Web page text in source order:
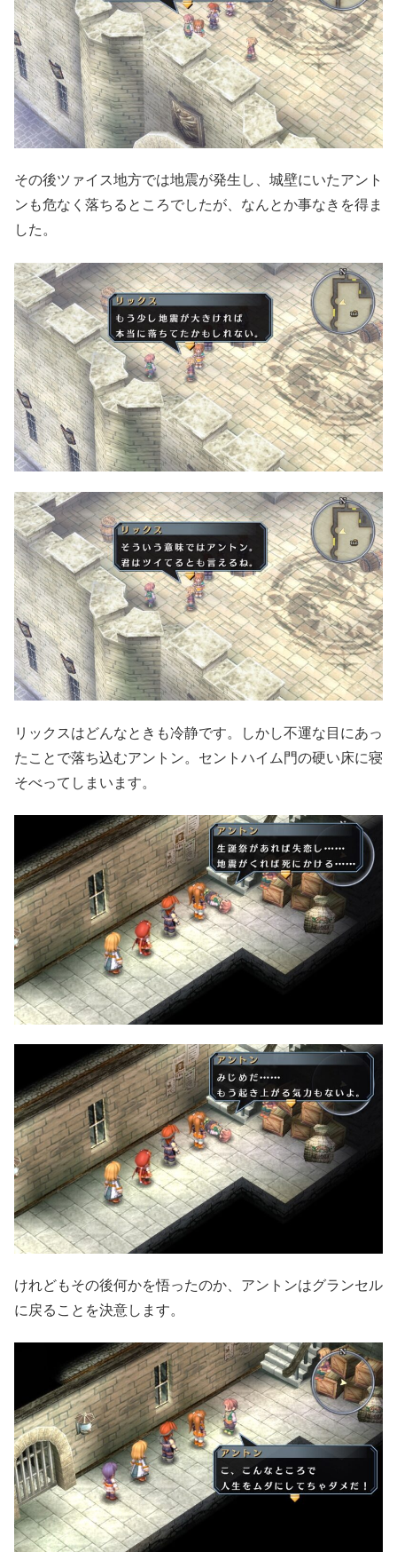
その後ツァイス地方では地震が発生し、城壁にいたアント
ンも危なく落ちるところでしたが、なんとか事なきを得ま
した。
リックスはどんなときも冷静です。しかし不運な目にあっ
たことで落ち込むアントン。セントハイム門の硬い床に寝
そべってしまいます。
けれどもその後何かを悟ったのか、アントンはグランセル
に戻ることを決意します。